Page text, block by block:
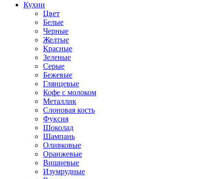
Кухни
Цвет
Белые
Черные
Желтые
Красные
Зеленые
Серые
Бежевые
Глянцевые
Кофе с молоком
Металлик
Слоновая кость
Фуксия
Шоколад
Шампань
Оливковые
Оранжевые
Вишневые
Изумрудные